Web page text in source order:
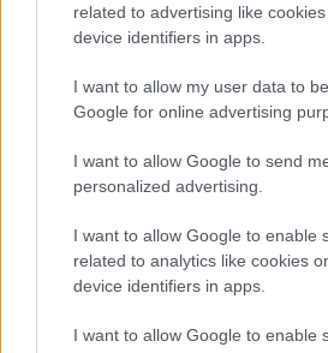
related to advertising like
device identifiers in apps.
I want to allow my user data to
Google for online advertising
I want to allow Google to send
personalized advertising.
I want to allow Google to enable
related to analytics like cookies
device identifiers in apps.
I want to allow Google to enable
A cékla nem csupán a jó íze
magas antioxidáns tartalma
gazdag kalciumban,
valamint A-, B-, és C-vitaminban.
gyógyászatban vérképzőként
vastartalma nem átlag feletti a
ellenben a céklából az emberi
vonja ki a hasznos
levével kombinálva pedig